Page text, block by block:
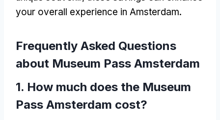
your overall experience in Amsterdam.
Frequently Asked Questions
about Museum Pass Amsterdam
1. How much does the Museum
Pass Amsterdam cost?